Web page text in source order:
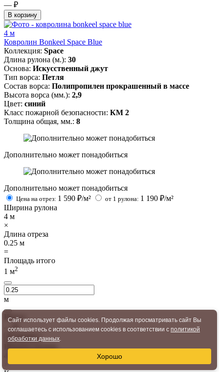
— ₽
В корзину
4 м
Ковролин Bonkeel Space Blue
Коллекция: Space
Длина рулона (м.): 30
Основа: Искусственный джут
Тип ворса: Петля
Состав ворса: Полипропилен прокрашенный в массе
Высота ворса (мм.): 2,9
Цвет: синий
Класс пожарной безопасности: КМ 2
Толщина общая, мм.: 8
Дополнительно может понадобиться
Дополнительно может понадобиться
Цена на отрез: 1 590 ₽/м² от 1 рулона: 1 190 ₽/м²
Ширина рулона
4 м
×
Длина отреза
0.25 м
=
Площадь итого
1 м2
м
Итого:
— ₽
В корзину
Ширина рулона
×
Сайт использует файлы cookies. Продолжая просматривать сайт Вы
соглашаетесь с использованием cookies в соответствии с политикой
обработки данных.
Хорошо